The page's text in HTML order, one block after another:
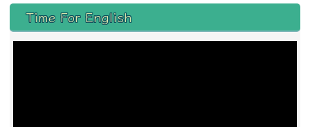
左邊區域內容
Time For English